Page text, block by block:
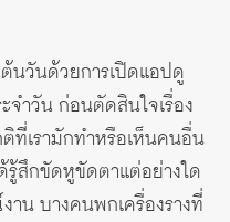
นวันด้วยการเปิดแอปดู
จำวัน ก่อนตัดสินใจเรื่อง
ที่เรามักทำหรือเห็นคนอื่น
รู้สึกขัดหูขัดตาแต่อย่างใด
น บางคนพกเครื่องรางที่